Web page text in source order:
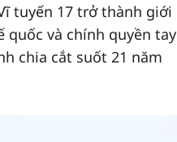
tuyến 17 trở thành giới
quốc và chính quyền tay
chia cắt suốt 21 năm